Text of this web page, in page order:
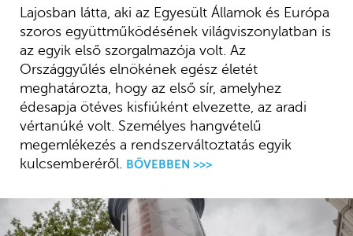
Lajosban látta, aki az Egyesült Államok és Európa
szoros együttműködésének világviszonylatban is
az egyik első szorgalmazója volt. Az
Országgyűlés elnökének egész életét
meghatározta, hogy az első sír, amelyhez
édesapja ötéves kisfiúként elvezette, az aradi
vértanúké volt. Személyes hangvételű
megemlékezés a rendszerváltoztatás egyik
kulcsemberéről.
BŐVEBBEN >>>